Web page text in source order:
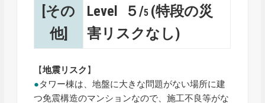
[その
他]
Level ５/5 (特段の災
害リスクなし)
【地震リスク 】
●タワー棟は、地盤に大きな問題がない場所に建
つ免震構造のマンションなので、施工不良等がな